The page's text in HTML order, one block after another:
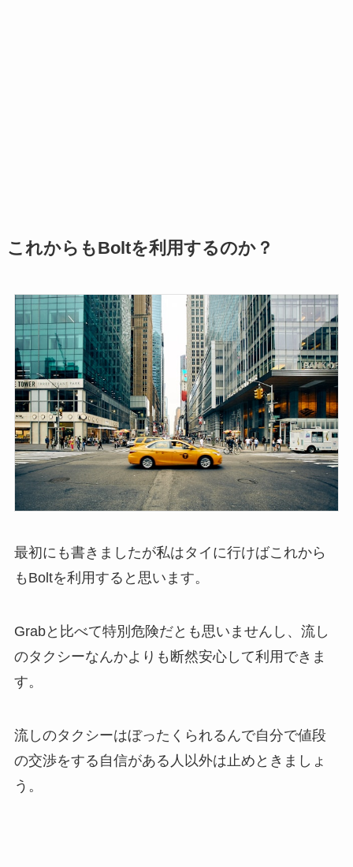
これからもBoltを利用するのか？
最初にも書きましたが私はタイに行けばこれから
もBoltを利用すると思います。
Grabと比べて特別危険だとも思いませんし、流し
のタクシーなんかよりも断然安心して利用できま
す。
流しのタクシーはぼったくられるんで自分で値段
の交渉をする自信がある人以外は止めときましょ
う。